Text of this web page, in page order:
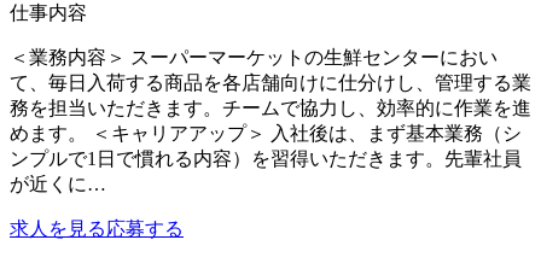
仕事内容
＜業務内容＞ スーパーマーケットの生鮮センターにおい
て、毎日入荷する商品を各店舗向けに仕分けし、管理する業
務を担当いただきます。チームで協力し、効率的に作業を進
めます。 ＜キャリアアップ＞ 入社後は、まず基本業務（シ
ンプルで1日で慣れる内容）を習得いただきます。先輩社員
が近くに…
求人を見る応募する